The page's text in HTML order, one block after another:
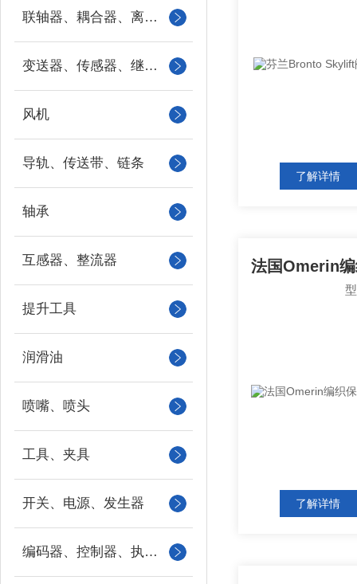
联轴器、耦合器、离合器
变送器、传感器、继电器
风机
导轨、传送带、链条
轴承
互感器、整流器
提升工具
润滑油
喷嘴、喷头
工具、夹具
开关、电源、发生器
编码器、控制器、执行器
了解详情
了解详情